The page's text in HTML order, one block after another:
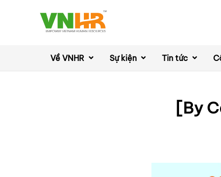
Về VNHR Sự kiện Tin tức
[By